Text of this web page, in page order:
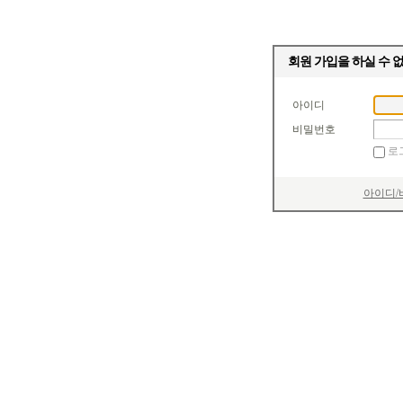
회원 가입을 하실 수
아이디
비밀번호
로
아이디/